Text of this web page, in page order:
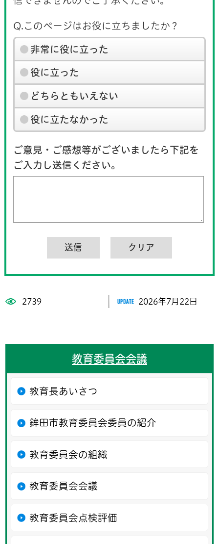
Q.このページはお役に立ちましたか？
非常に役に立った
役に立った
どちらともいえない
役に立たなかった
ご意見・ご感想等がございましたら下記を
ご入力し送信ください。
2739 2026年7月22日
教育委員会会議
教育長あいさつ
鉾田市教育委員会委員の紹介
教育委員会の組織
教育委員会会議
教育委員会点検評価